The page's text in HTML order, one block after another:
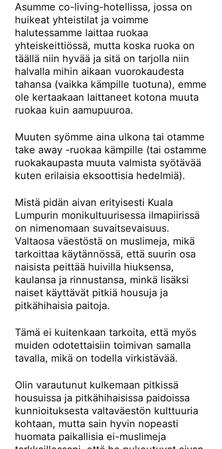
Asumme co-living-hotellissa, jossa on
huikeat yhteistilat ja voimme
halutessamme laittaa ruokaa
yhteiskeittiössä, mutta koska ruoka on
täällä niin hyvää ja sitä on tarjolla niin
halvalla mihin aikaan vuorokaudesta
tahansa (vaikka kämpille tuotuna), emme
ole kertaakaan laittaneet kotona muuta
ruokaa kuin aamupuuroa.
Muuten syömme aina ulkona tai otamme
take away -ruokaa kämpille (tai ostamme
ruokakaupasta muuta valmista syötävää
kuten erilaisia eksoottisia hedelmiä).
Mistä pidän aivan erityisesti Kuala
Lumpurin monikultuurisessa ilmapiirissä
on nimenomaan suvaitsevaisuus.
Valtaosa väestöstä on muslimeja, mikä
tarkoittaa käytännössä, että suurin osa
naisista peittää huivilla hiuksensa,
kaulansa ja rinnustansa, minkä lisäksi
naiset käyttävät pitkiä housuja ja
pitkähihaisia paitoja.
Tämä ei kuitenkaan tarkoita, että myös
muiden odotettaisiin toimivan samalla
tavalla, mikä on todella virkistävää.
Olin varautunut kulkemaan pitkissä
housuissa ja pitkähihaisissa paidoissa
kunnioituksesta valtaväestön kulttuuria
kohtaan, mutta sain hyvin nopeasti
huomata paikallisia ei-muslimeja